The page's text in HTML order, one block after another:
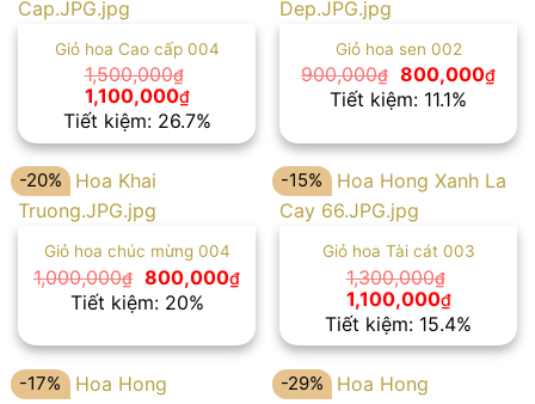
Giỏ hoa Cao cấp 004
1,500,000₫
Giá
gốc
là:
1,500,000₫.
1,100,000₫Giá
hiện
tại
là:
1,100,000₫.
Tiết kiệm: 26.7%
Giỏ hoa sen 002
900,000₫ Giá
gốc
là:
800,000₫Giá
hiện
là:
Tiết kiệm: 11.1%
-20%
Giỏ hoa chúc mừng 004
1,000,000₫ Giá
gốc
là:
800,000₫Giá
hiện
là:
800,000₫.
Tiết kiệm: 20%
-15%
Giỏ hoa Tài cát 003
1,300,000₫
Giá
gốc
là:
1,300,000₫.
1,100,000₫Giá
hiện
tại
là:
Tiết kiệm: 15.4%
-17% -29%